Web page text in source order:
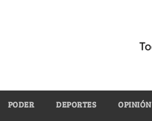
PODER DEPORTES OPINIÓN